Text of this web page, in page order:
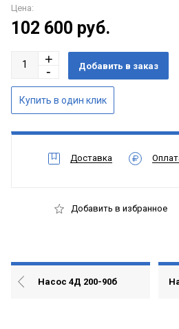
Цена:
102 600 руб.
Доставка
Добавить в избранное
Насос 4Д 200-90б